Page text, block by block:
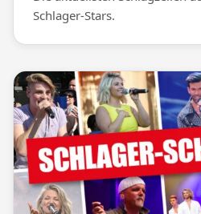
Schlager-Stars.